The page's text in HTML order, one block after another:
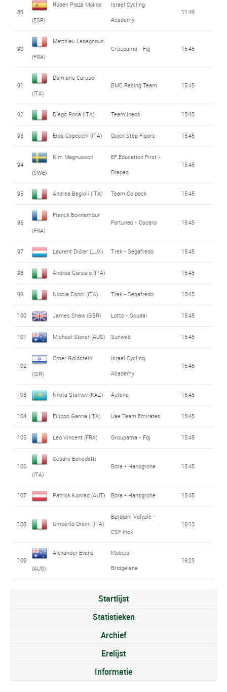
89
Rubén Plaza Molina
(ESP)
Israel Cycling
Academy
11:49
90
Matthieu Ladagnous
(FRA)
Groupama - Fdj 15:45
91
Damiano Caruso
(ITA)
BMC Racing Team 15:45
92 Diego Rosa (ITA) Team Ineos 15:45
93 Eros Capecchi (ITA) Quick Step Floors 15:45
94
Kim Magnusson
(SWE)
EF Education First -
Drapac
15:45
95 Andrea Bagioli (ITA) Team Colpack 15:45
96
Franck Bonnamour
(FRA)
Fortuneo - Oscaro 15:45
97 Laurent Didier (LUX) Trek - Segafredo 15:45
98 Andrea Garosio (ITA) 15:45
99 Nicola Conci (ITA) Trek - Segafredo 15:45
100 James Shaw (GBR) Lotto - Soudal 15:45
101 Michael Storer (AUS) Sunweb 15:45
102
Omer Goldstein
(ISR)
Israel Cycling
Academy
15:45
103 Nikita Stalnov (KAZ) Astana 15:45
104 Filippo Ganna (ITA) Uae Team Emirates 15:45
105 Léo Vincent (FRA) Groupama - Fdj 15:45
106
Cesare Benedetti
(ITA)
Bora - Hansgrohe 15:45
107 Patrick Konrad (AUT) Bora - Hansgrohe 15:45
108 Umberto Orsini (ITA)
Bardiani Valvole -
CSF Inox
16:13
109
Alexander Evans
(AUS)
Mobius -
Bridgelane
16:23
Startlijst
Statistieken
Archief
Erelijst
Informatie